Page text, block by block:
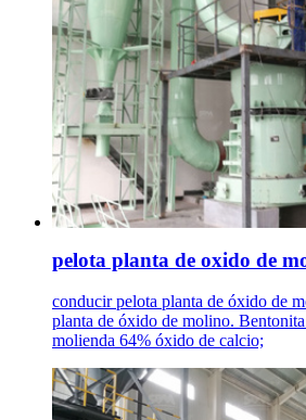
pelota planta de oxido de
conducir pelota planta de óxido de
planta de óxido de molino.
molienda 64% óxido de calcio;